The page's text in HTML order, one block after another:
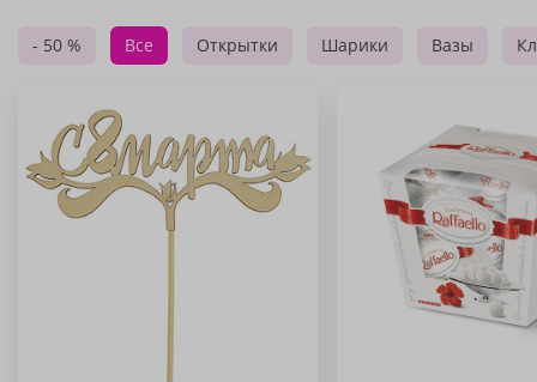
- 50 % Все Открытки Шарики Вазы